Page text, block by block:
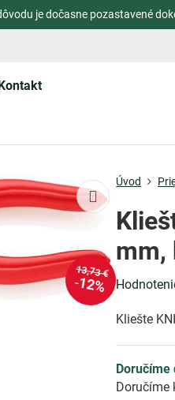
je dočasne pozastavené
13,73 €
12%
Úvod
mm,
Kliešte
Doručíme
Doručíme